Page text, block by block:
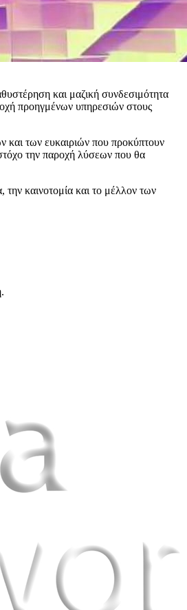
και μαζική συνδεσιμότητα
προηγμένων υπηρεσιών στους
των ευκαιριών που προκύπτουν
την παροχή λύσεων που θα
την καινοτομία και το μέλλον των